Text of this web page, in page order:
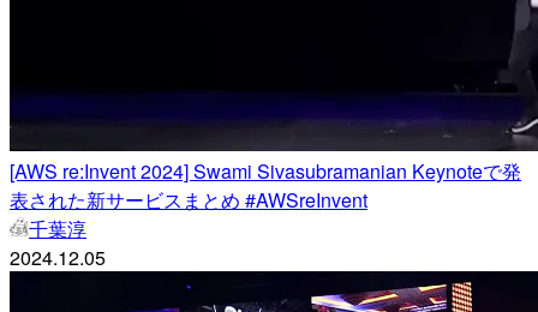
[AWS re:Invent 2024] Swami Sivasubramanian Keynoteで発
表された新サービスまとめ #AWSreInvent
千葉淳
2024.12.05